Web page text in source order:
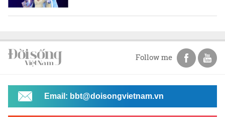
Follow me
Email: bbt@doisongvietnam.vn